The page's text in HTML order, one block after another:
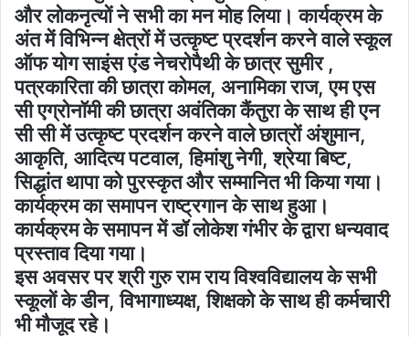
और लोकनृत्यों ने सभी का मन मोह लिया। कार्यक्रम के
अंत में विभिन्न क्षेत्रों में उत्कृष्ट प्रदर्शन करने वाले स्कूल
ऑफ योग साइंस एंड नेचरोपैथी के छात्र सुमीर ,
पत्रकारिता की छात्रा कोमल, अनामिका राज, एम एस
सी एग्रोनॉमी की छात्रा अवंतिका कैंतुरा के साथ ही एन
सी सी में उत्कृष्ट प्रदर्शन करने वाले छात्रों अंशुमान,
आकृति, आदित्य पटवाल, हिमांशु नेगी, श्रेया बिष्ट,
सिद्धांत थापा को पुरस्कृत और सम्मानित भी किया गया।
कार्यक्रम का समापन राष्ट्रगान के साथ हुआ।
कार्यक्रम के समापन में डॉ लोकेश गंभीर के द्वारा धन्यवाद
प्रस्ताव दिया गया।
इस अवसर पर श्री गुरु राम राय विश्वविद्यालय के सभी
स्कूलों के डीन, विभागाध्यक्ष, शिक्षको के साथ ही कर्मचारी
भी मौजूद रहे।